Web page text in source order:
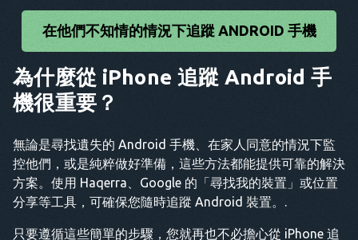
在他們不知情的情況下追蹤 ANDROID 手機
為什麼從 iPhone 追蹤 Android 手
機很重要？
無論是尋找遺失的 Android 手機、在家人同意的情況下監
控他們，或是純粹做好準備，這些方法都能提供可靠的解決
方案。使用 Haqerra、Google 的「尋找我的裝置」或位置
分享等工具，可確保您隨時追蹤 Android 裝置。.
只要遵循這些簡單的步驟，您就再也不必擔心從 iPhone 追